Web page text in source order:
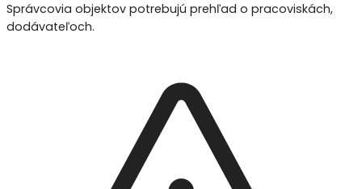
Správcovia objektov potrebujú prehľad o pracoviskách,
dodávateľoch.